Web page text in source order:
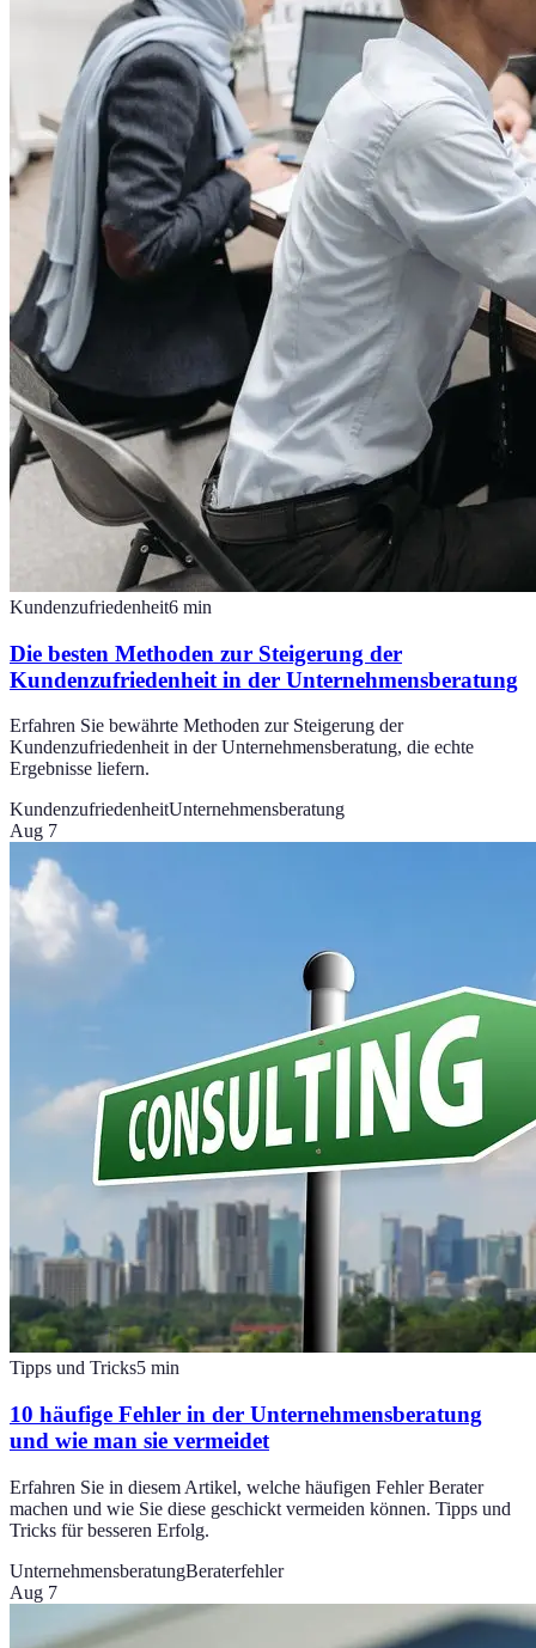
Kundenzufriedenheit6 min
Die besten Methoden zur Steigerung der
Kundenzufriedenheit in der Unternehmensberatung
Erfahren Sie bewährte Methoden zur Steigerung der
Kundenzufriedenheit in der Unternehmensberatung, die echte
Ergebnisse liefern.
KundenzufriedenheitUnternehmensberatung
Aug 7
Tipps und Tricks5 min
10 häufige Fehler in der Unternehmensberatung
und wie man sie vermeidet
Erfahren Sie in diesem Artikel, welche häufigen Fehler Berater
machen und wie Sie diese geschickt vermeiden können. Tipps und
Tricks für besseren Erfolg.
UnternehmensberatungBeraterfehler
Aug 7